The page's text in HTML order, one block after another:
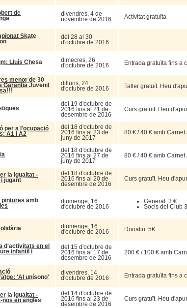
de divendres, 4 de
novembre de 2016 Activitat gratuïta
Skate del 28 al 30
d'octubre de 2016
Lluís Chesa dimecres, 26
d'octubre de 2016 Entrada gratuïta fins a
menor de 30
Garantia Juvenil dilluns, 24
d'octubre de 2016 Taller gratuït. Heu
del 19 d'octubre de
2016 fins al 21 de
desembre de 2016
Curs gratuït. Heu
per a l'ocupació
A1 i A2
del 18 d'octubre de
2016 fins al 23 de
juny de 2017
80 € / 40 € amb Carnet
del 18 d'octubre de
2016 fins al 27 de
juny de 2017
80 € / 40 € amb Carnet
la igualtat -
jugant
del 18 d'octubre de
2016 fins al 20 de
desembre de 2016
Curs gratuït. Heu
pintures amb diumenge, 16
d'octubre de 2016
General: 3 €
Socis del Club
diumenge, 16
d'octubre de 2016 Donatiu: 5€
d'activitats en el
infantil i
del 15 d'octubre de
2016 fins al 17 de
desembre de 2016
200 € / 100 € amb
'Al unísono'
divendres, 14
d'octubre de 2016 Entrada gratuïta fins a
la igualtat -
nos en anglés
del 14 d'octubre de
2016 fins al 23 de
desembre de 2016
Curs gratuït. Heu